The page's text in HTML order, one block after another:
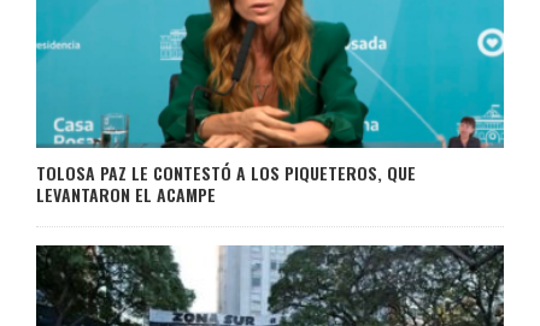
TOLOSA PAZ LE CONTESTÓ A LOS PIQUETEROS, QUE
LEVANTARON EL ACAMPE